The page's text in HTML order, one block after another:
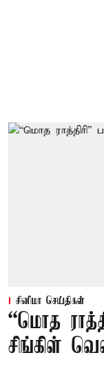
சினிமா செய்திகள்
“மொத
சிங்கிள்